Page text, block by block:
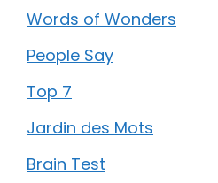
Words of Wonders
People Say
Top 7
Jardin des Mots
Brain Test